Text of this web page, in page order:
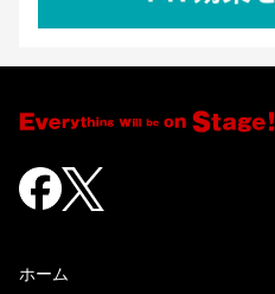
ホーム